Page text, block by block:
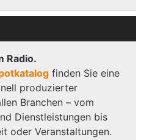
Radio.
finden Sie eine
produzierter
Branchen – vom
Dienstleistungen bis
oder Veranstaltungen.